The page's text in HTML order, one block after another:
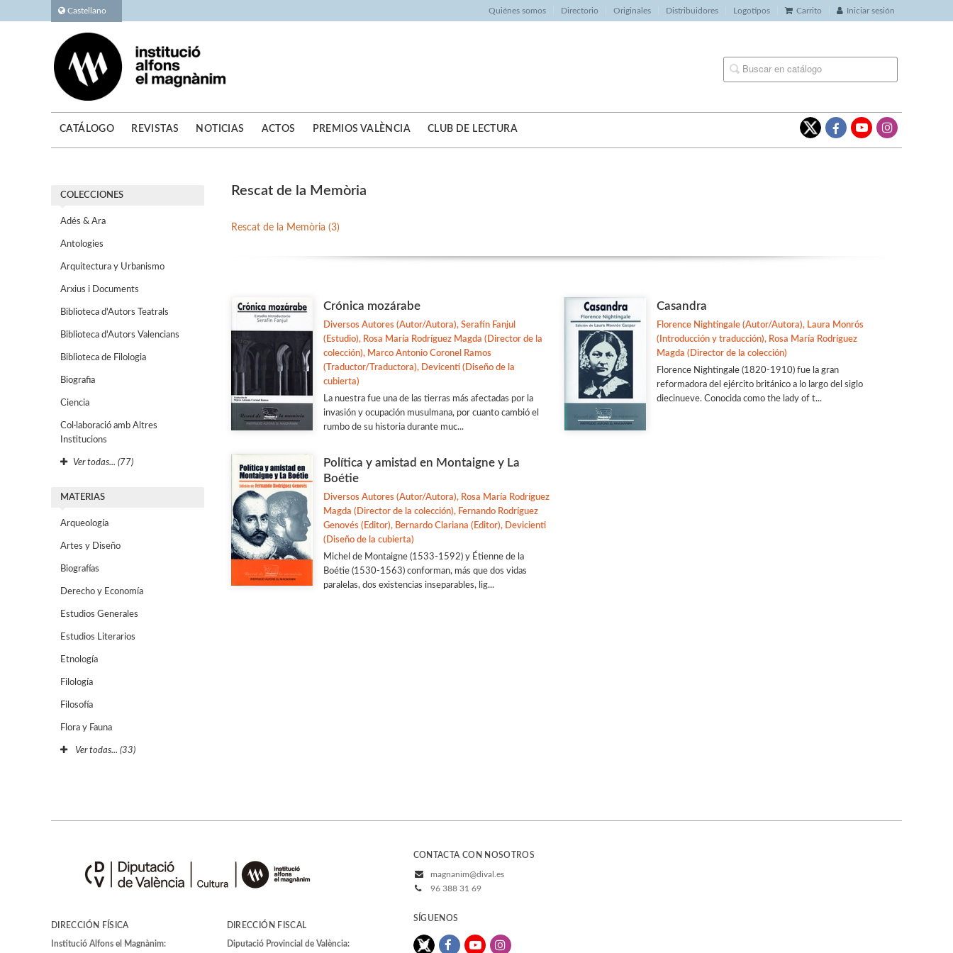
Castellano Quiénes somos Directorio Originales Distribuidores Logotipos Carrito Iniciar sesión
CATÁLOGO REVISTAS NOTICIAS ACTOS PREMIOS VALÈNCIA CLUB DE LECTURA
COLECCIONES
Adés & Ara
Antologies
Arquitectura y Urbanismo
Arxius i Documents
Biblioteca d'Autors Teatrals
Biblioteca d'Autors Valencians
Biblioteca de Filologia
Biografia
Ciencia
Col·laboració amb Altres
Institucions
Ver todas... (77)
MATERIAS
Arqueología
Artes y Diseño
Biografías
Derecho y Economía
Estudios Generales
Estudios Literarios
Etnología
Filología
Filosofía
Flora y Fauna
Ver todas... (33)
Rescat de la Memòria
Rescat de la Memòria (3)
Crónica mozárabe
Diversos Autores (Autor/Autora), Serafín Fanjul
(Estudio), Rosa María Rodríguez Magda (Director de la
colección), Marco Antonio Coronel Ramos
(Traductor/Traductora), Devicenti (Diseño de la
cubierta)
La nuestra fue una de las tierras más afectadas por la
invasión y ocupación musulmana, por cuanto cambió el
rumbo de su historia durante muc...
Casandra
Florence Nightingale (Autor/Autora), Laura Monrós
(Introducción y traducción), Rosa María Rodríguez
Magda (Director de la colección)
Florence Nightingale (1820-1910) fue la gran
reformadora del ejército británico a lo largo del siglo
diecinueve. Conocida como the lady of t...
Política y amistad en Montaigne y La
Boétie
Diversos Autores (Autor/Autora), Rosa María Rodríguez
Magda (Director de la colección), Fernando Rodríguez
Genovés (Editor), Bernardo Clariana (Editor), Devicienti
(Diseño de la cubierta)
Michel de Montaigne (1533-1592) y Étienne de la
Boétie (1530-1563) conforman, más que dos vidas
paralelas, dos existencias inseparables, lig...
DIRECCIÓN FÍSICA
Institució Alfons el Magnànim:
DIRECCIÓN FISCAL
Diputació Provincial de València:
CONTACTA CON NOSOTROS
magnanim@dival.es
96 388 31 69
SÍGUENOS